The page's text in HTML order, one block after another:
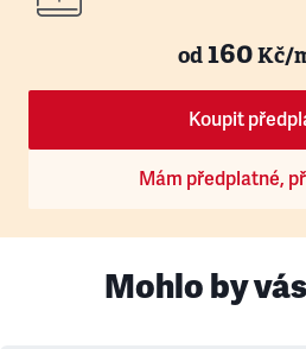
od160Kč/
Koupit
Mám předplatné,
Mohlo by